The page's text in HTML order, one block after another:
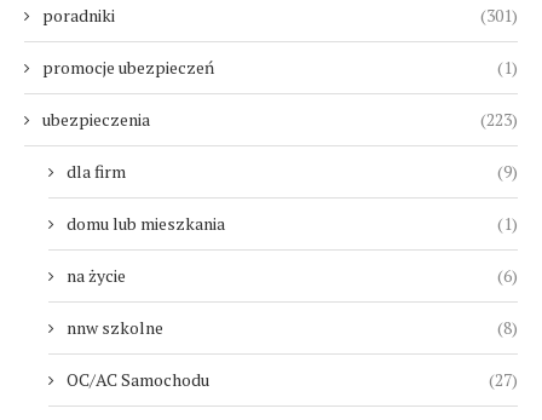
poradniki (301)
promocje ubezpieczeń (1)
ubezpieczenia (223)
dla firm (9)
domu lub mieszkania (1)
na życie (6)
nnw szkolne (8)
OC/AC Samochodu (27)